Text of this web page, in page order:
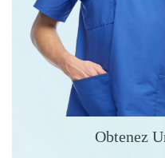
Obtenez